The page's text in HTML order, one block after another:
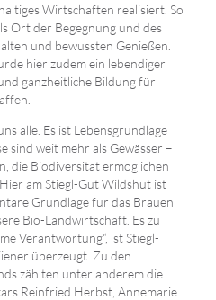
Wirtschaften realisiert. So
Ort der Begegnung und des
und bewussten Genießen.
hier zudem ein lebendiger
ganzheitliche Bildung für
alle. Es ist Lebensgrundlage
sind weit mehr als Gewässer –
die Biodiversität ermöglichen
am Stiegl-Gut Wildshut ist
Grundlage für das Brauen
Bio-Landwirtschaft. Es zu
Verantwortung“, ist Stiegl-
überzeugt. Zu den
zählten unter anderem die
Reinfried Herbst, Annemarie